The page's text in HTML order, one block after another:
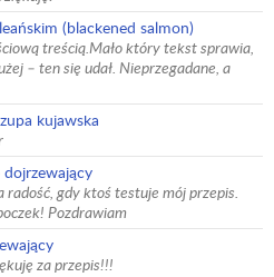
(blackened salmon)
treścią.Mało który tekst sprawia,
– ten się udał. Nieprzegadane, a
kujawska
gdy ktoś testuje mój przepis.
Pozdrawiam
za przepis!!!